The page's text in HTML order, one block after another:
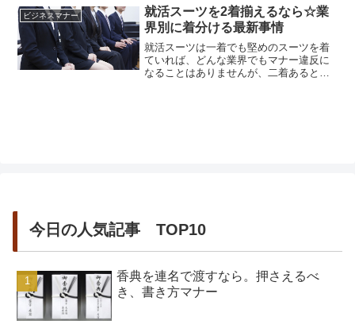
付けたいと思えば思うほど、悩む方々も
増えています。「面接官にどう思われる
だろうか。」「マナー違反になっていな
いだろうか。」「個性がなくて、つ...
ビジネスマナー
就活スーツを2着揃えるなら☆業
界別に着分ける最新事情
就活スーツは一着でも堅めのスーツを着
ていれば、どんな業界でもマナー違反に
なることはありませんが、二着あると使
今日の人気記事 TOP10
香典を連名で渡すなら。押さえるべ
き、書き方マナー